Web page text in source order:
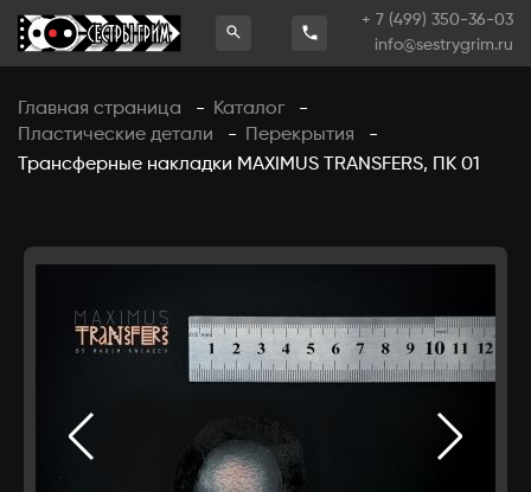
+ 7 (499) 350-36-03
info@sestrygrim.ru
Главная страница - Каталог
-
Пластические детали
- Перекрытия
-
Трансферные накладки MAXIMUS TRANSFERS, ПК 01